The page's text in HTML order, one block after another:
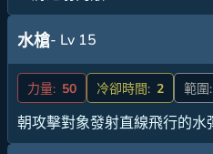
水槍- Lv 15
力量: 50 冷卻時間: 2 範圍:
朝攻擊對象發射直線飛行的水